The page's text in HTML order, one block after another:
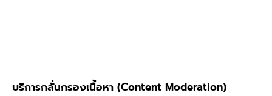
บริการกลั่นกรองเนื้อหา (Content Moderation)